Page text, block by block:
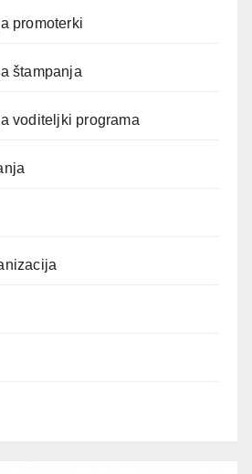
promoterki
štampanja
voditeljki programa